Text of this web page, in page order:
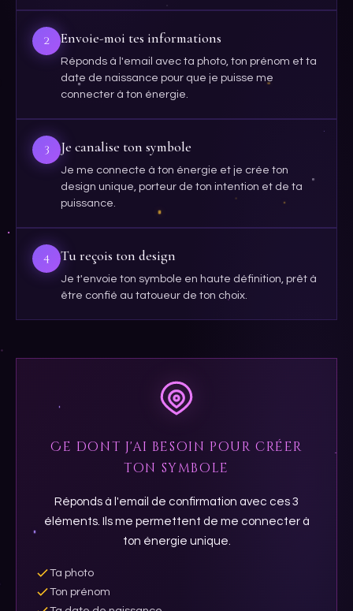
2 Envoie-moi tes informations
Réponds à l'email avec ta photo, ton prénom et ta
date de naissance pour que je puisse me
connecter à ton énergie.
3 Je canalise ton symbole
Je me connecte à ton énergie et je crée ton
design unique, porteur de ton intention et de ta
puissance.
4 Tu reçois ton design
Je t'envoie ton symbole en haute définition, prêt à
être confié au tatoueur de ton choix.
Ce dont j'ai besoin pour créer
ton symbole
Réponds à l'email de confirmation avec ces 3
éléments. Ils me permettent de me connecter à
ton énergie unique.
Ta photo
Ton prénom